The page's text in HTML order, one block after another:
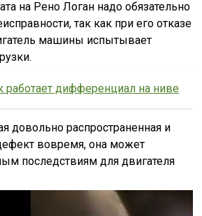
на Рено Логан надо обязательно
так как при его отказе
машины испытывает
работает дифференциал на ниве
довольно распространенная и
вовремя, она может
последствиям для двигателя